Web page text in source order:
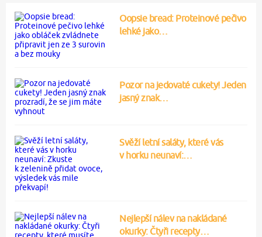
Oopsie bread: Proteinové pečivo
lehké jako…
Pozor na jedovaté cukety! Jeden
jasný znak…
Svěží letní saláty, které vás
v horku neunaví:…
Nejlepší nálev na nakládané
okurky: Čtyři recepty…